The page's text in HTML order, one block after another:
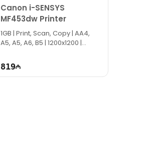
Canon i-SENSYS
MF453dw Printer
1GB | Print, Scan, Copy | AA4,
A5, A5, A6, B5 | 1200x1200 |
819